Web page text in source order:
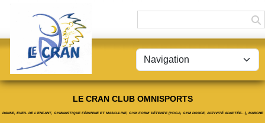
LE CRAN CLUB OMNISPORTS
DANSE, EVEIL DE L'ENFANT, GYMNASTIQUE FÉMININE ET MASCULINE, GYM FORM' DÉTENTE (YOGA, GYM DOUCE, ACTIVITÉ ADAPTÉE...), MARCHE